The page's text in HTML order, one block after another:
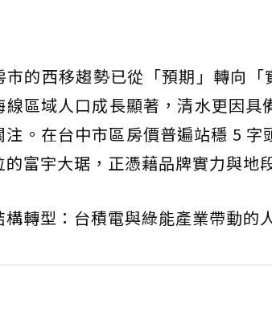
市的西移趨勢已從「預期」轉向
線區域人口成長顯著，清水更因
注。在台中市區房價普遍站穩 5
的富宇大琚，正憑藉品牌實力與地
構轉型：台積電與綠能產業帶動的